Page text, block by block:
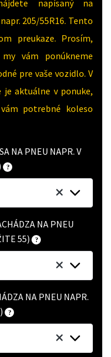
napísaný na
205/55R16. Tento
preukaze. Prosím,
vám ponúkneme
pre vaše vozidlo. V
je aktuálne v ponuke,
potrebné koleso
NA PNEU NAPR. V
NA PNEU
55)
NA PNEU NAPR.